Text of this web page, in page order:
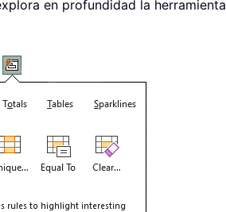
en profundidad la herramienta